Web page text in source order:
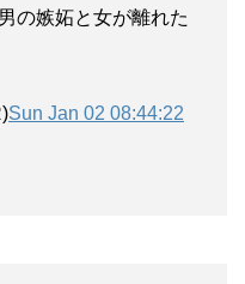
の嫉妬と女が離れた
Sun Jan 02 08:44:22